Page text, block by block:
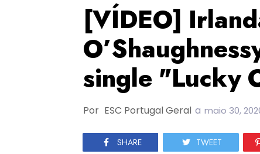
[VÍDEO]
single "Lucky
Por ESC Portugal Geral a maio 30,
SHARE TWEET